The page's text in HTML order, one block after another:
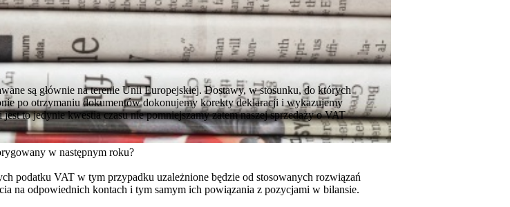
są głównie na terenie Unii Europejskiej. Dostawy, w stosunku, do których
po otrzymaniu dokumentów dokonujemy korekty deklaracji i wykazujemy
to jedynie kwestia czasu nie pomniejszamy zatem naszej sprzedaży o VAT
w następnym roku?
podatku VAT w tym przypadku uzależnione będzie od stosowanych rozwiązań
na odpowiednich kontach i tym samym ich powiązania z pozycjami w bilansie.